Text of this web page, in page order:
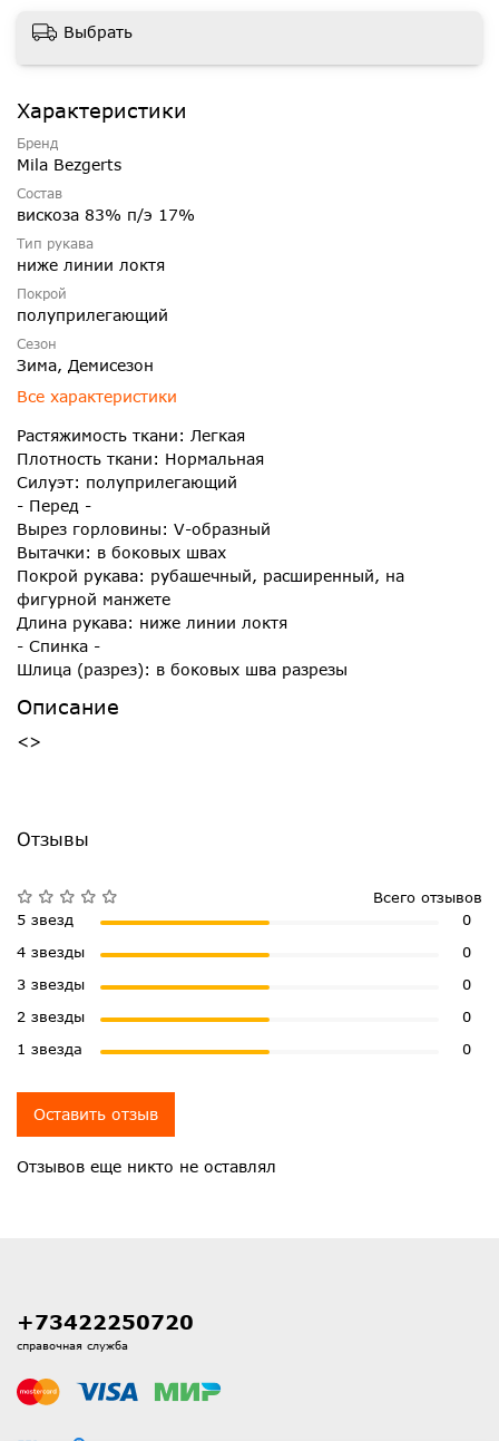
Выбрать
Характеристики
Бренд
Mila Bezgerts
Состав
вискоза 83% п/э 17%
Тип рукава
ниже линии локтя
Покрой
полуприлегающий
Сезон
Зима, Демисезон
Все характеристики
Растяжимость ткани: Легкая
Плотность ткани: Нормальная
Силуэт: полуприлегающий
- Перед -
Вырез горловины: V-образный
Вытачки: в боковых швах
Покрой рукава: рубашечный, расширенный, на
фигурной манжете
Длина рукава: ниже линии локтя
- Спинка -
Шлица (разрез): в боковых шва разрезы
Описание
<>
Отзывы
Отзывов еще никто не оставлял
Всего отзывов
5 звезд
0
4 звезды
0
3 звезды
0
2 звезды
0
1 звезда
0
Оставить отзыв
+73422250720
справочная служба